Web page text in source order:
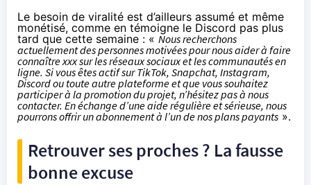
Le besoin de viralité est d’ailleurs assumé et même
monétisé, comme en témoigne le Discord pas plus
tard que cette semaine : « Nous recherchons
actuellement des personnes motivées pour nous aider à faire
connaître xxx sur les réseaux sociaux et les communautés en
ligne. Si vous êtes actif sur TikTok, Snapchat, Instagram,
Discord ou toute autre plateforme et que vous souhaitez
participer à la promotion du projet, n’hésitez pas à nous
contacter. En échange d’une aide régulière et sérieuse, nous
pourrons offrir un abonnement à l’un de nos plans payants ».
Retrouver ses proches ? La fausse
bonne excuse